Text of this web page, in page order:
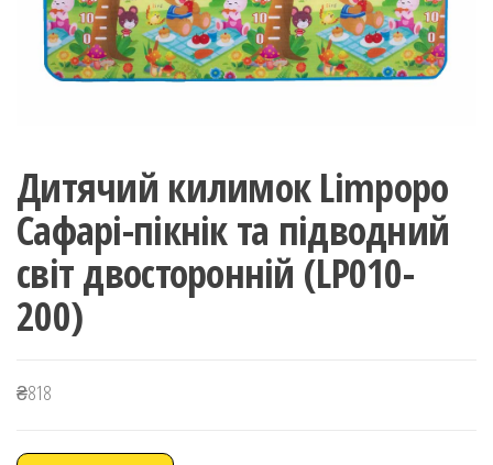
Дитячий килимок Limpopo
Сафарі-пікнік та підводний
світ двосторонній (LP010-
200)
₴818